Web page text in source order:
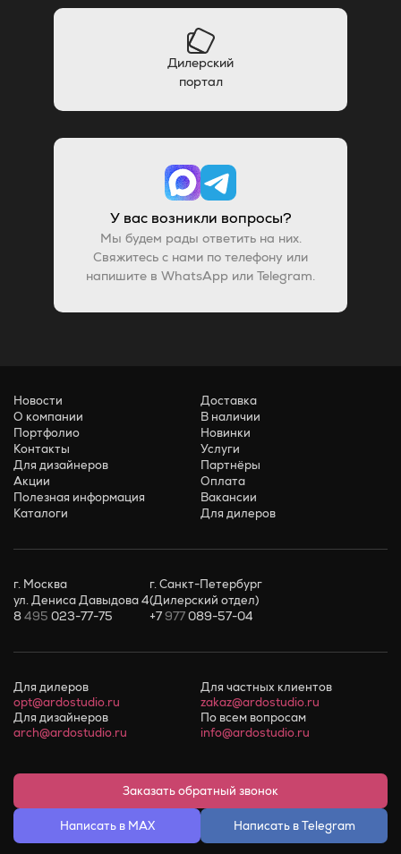
Дилерский
портал
У вас возникли вопросы?
Мы будем рады ответить на них.
Свяжитесь с нами по телефону или
напишите в WhatsApp или Telegram.
Новости
О компании
Портфолио
Контакты
Для дизайнеров
Акции
Полезная информация
Каталоги
Доставка
В наличии
Новинки
Услуги
Партнёры
Оплата
Вакансии
Для дилеров
г. Москва
ул. Дениса Давыдова 4
8495 023-77-75
г. Санкт-Петербург
(Дилерский отдел)
+7977089-57-04
Для дилеров
opt@ardostudio.ru
Для частных клиентов
zakaz@ardostudio.ru
Для дизайнеров
arch@ardostudio.ru
По всем вопросам
info@ardostudio.ru
Заказать обратный звонок
Написать в MAX Написать в Telegram